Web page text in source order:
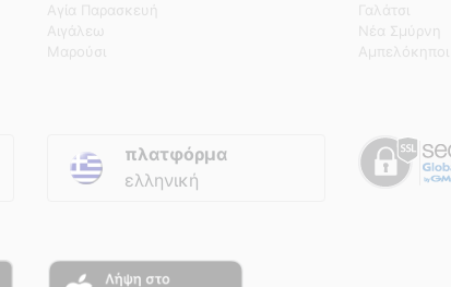
Αγία Παρασκευή
Αιγάλεω
Μαρούσι
Γαλάτσι
Νέα Σμύρνη
Αμπελόκηποι
πλατφόρμα
ελληνική